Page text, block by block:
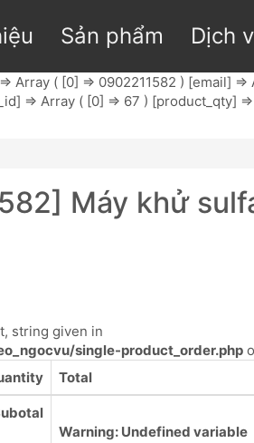
Sản phẩm Dịch
Array ( [0] => 0902211582 ) [email]
=> Array ( [0] => 67 ) [product_qty]
Máy khử
string given in
single-product_order.php
Total
Warning: Undefined variable